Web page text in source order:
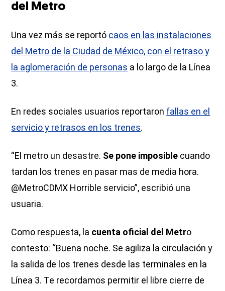
del Metro
Una vez más se reportó caos en las instalaciones
del Metro de la Ciudad de México, con el retraso y
la aglomeración de personas a lo largo de la Línea
3.
En redes sociales usuarios reportaron fallas en el
servicio y retrasos en los trenes.
“El metro un desastre. Se pone imposible cuando
tardan los trenes en pasar mas de media hora.
@MetroCDMX Horrible servicio”, escribió una
usuaria.
Como respuesta, la cuenta oficial del Metro
contesto: “Buena noche. Se agiliza la circulación y
la salida de los trenes desde las terminales en la
Línea 3. Te recordamos permitir el libre cierre de